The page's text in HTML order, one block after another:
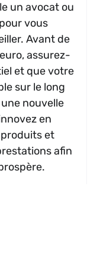
un avocat ou
vous
Avant de
assurez-
et que votre
sur le long
nouvelle
en
et
afin